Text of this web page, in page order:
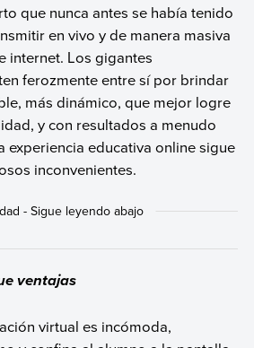
que nunca antes se había tenido
en vivo y de manera masiva
internet. Los gigantes
ferozmente entre sí por brindar
más dinámico, que mejor logre
y con resultados a menudo
experiencia educativa online sigue
inconvenientes.
ventajas
virtual es incómoda,